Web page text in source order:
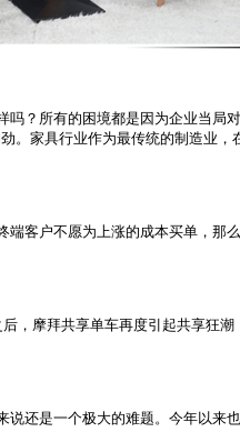
所有的困境都是因为企业当局
家具行业作为最传统的制造业
客户不愿为上涨的成本买单，那
摩拜共享单车再度引起共享狂
是一个极大的难题。今年以来